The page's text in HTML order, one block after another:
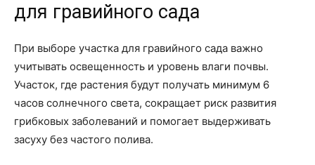
для гравийного сада
При выборе участка для гравийного сада важно
учитывать освещенность и уровень влаги почвы.
Участок, где растения будут получать минимум 6
часов солнечного света, сокращает риск развития
грибковых заболеваний и помогает выдерживать
засуху без частого полива.